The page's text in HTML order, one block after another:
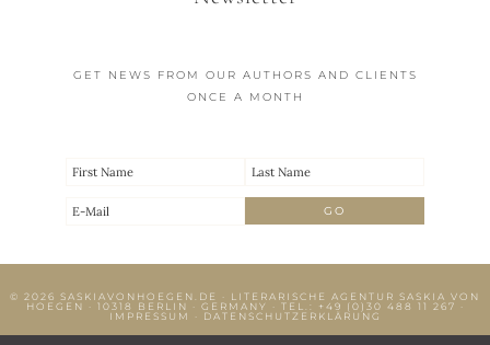
GET NEWS FROM OUR AUTHORS AND CLIENTS
ONCE A MONTH
© 2026 SASKIAVONHOEGEN.DE
· LITERARISCHE AGENTUR SASKIA VON
HOEGEN · 10318 BERLIN · GERMANY · TEL.:
+49 (0)30 488 11 267
·
IMPRESSUM
· DATENSCHUTZERKLÄRUNG